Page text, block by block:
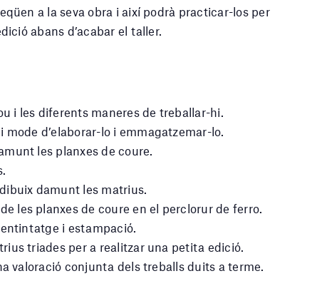
a la seva obra i així podrà practicar-los per
abans d’acabar el taller.
i les diferents maneres de treballar-hi.
mode d’elaborar-lo i emmagatzemar-lo.
les planxes de coure.
damunt les matrius.
les planxes de coure en el perclorur de ferro.
i estampació.
triades per a realitzar una petita edició.
valoració conjunta dels treballs duits a terme.